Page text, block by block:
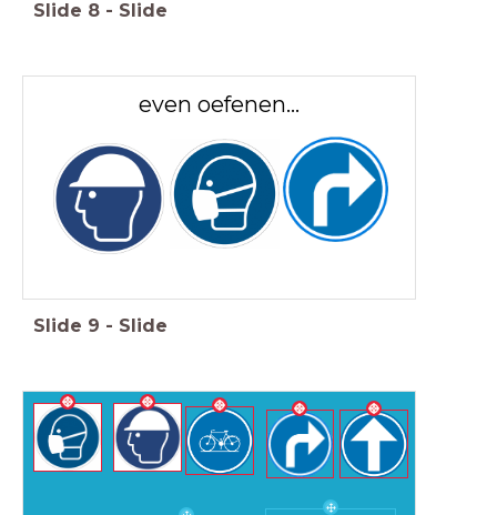
Slide 8 - Slide
even oefenen...
Slide 9 - Slide